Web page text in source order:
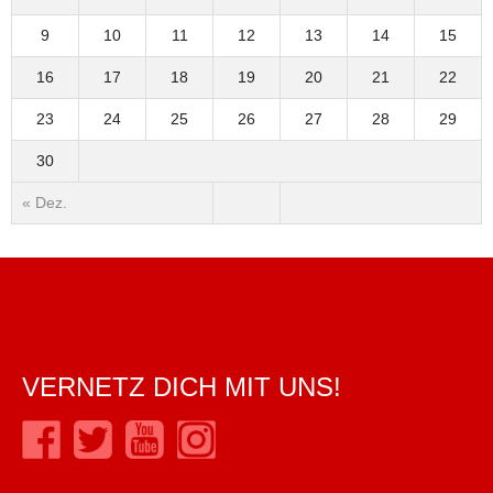
« Dez.
9 10 11 12 13 14 15
16 17 18 19 20 21 22
23 24 25 26 27 28 29
30
VERNETZ DICH MIT UNS!